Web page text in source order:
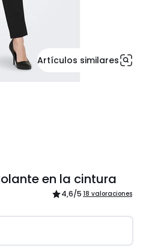
Artículos similares
en la cintura
4,6/5 18 valoraciones